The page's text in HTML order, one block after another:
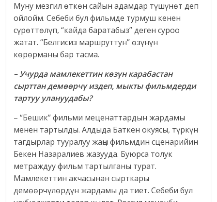
Муну мезгил өткөн сайын адамдар түшүнөт деп
ойлойм. Себеби бул фильмде турмуш кенен
сүрөттөлүп, “кайда баратабыз” деген суроо
жатат. “Белгисиз маршруттун” өзүнүн
көрөрманы бар тасма.
– Учурда мамлекеттин көзүн карабастан
сырттан демөөрчү издеп, мыкты фильмдерди
тартуу улануудабы?
– “Бешик” фильми меценаттардын жардамы
менен тартылды. Алдыда Баткен окуясы, түркүн
тагдырлар тууралуу жаңы фильмдин сценарийин
Бекен Назаралиев жазууда. Буюрса толук
метраждуу фильм тартылганы турат.
Мамлекеттин акчасынан сырткары
демөөрчүлөрдүн жардамы да тиет. Себеби бул